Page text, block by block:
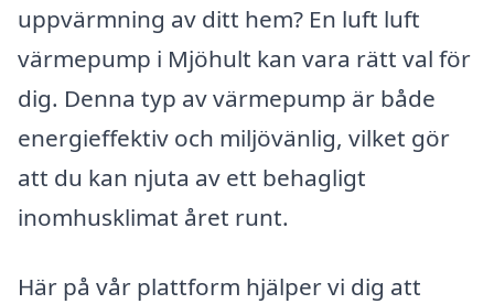
uppvärmning av ditt hem? En luft luft
värmepump i Mjöhult kan vara rätt val för
dig. Denna typ av värmepump är både
energieffektiv och miljövänlig, vilket gör
att du kan njuta av ett behagligt
inomhusklimat året runt.
Här på vår plattform hjälper vi dig att